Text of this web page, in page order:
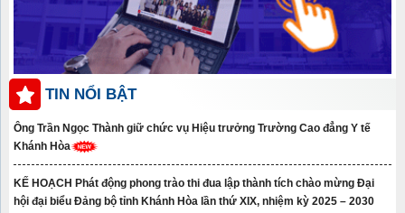
TIN NỔI BẬT
Ông Trần Ngọc Thành giữ chức vụ Hiệu trưởng Trường Cao đẳng Y tế
Khánh Hòa
KẾ HOẠCH Phát động phong trào thi đua lập thành tích chào mừng Đại
hội đại biểu Đảng bộ tỉnh Khánh Hòa lần thứ XIX, nhiệm kỳ 2025 – 2030